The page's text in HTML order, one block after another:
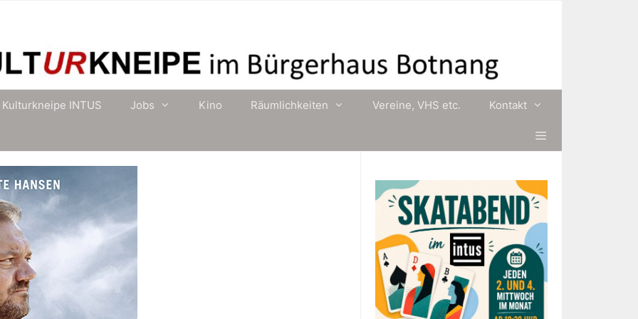
Kulturkneipe INTUS Jobs Kino Räumlichkeiten Vereine, VHS etc. Kontakt